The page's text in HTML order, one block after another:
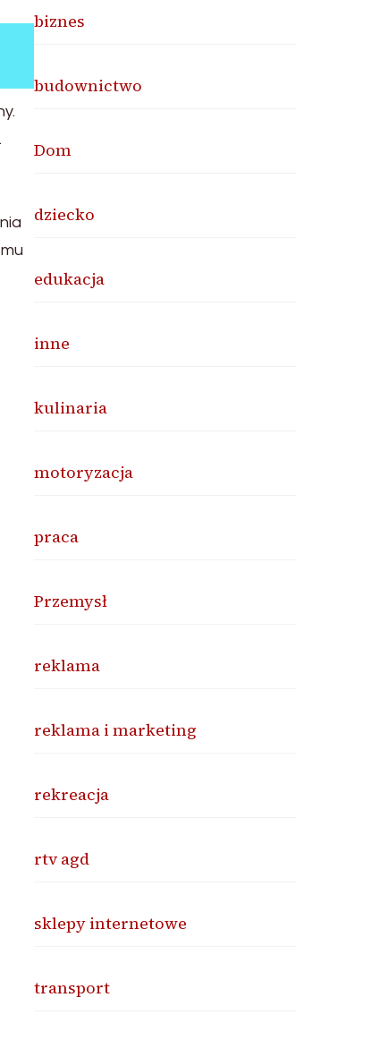
biznes
budownictwo
Dom
dziecko
edukacja
inne
kulinaria
motoryzacja
praca
Przemysł
reklama
reklama i marketing
rekreacja
rtv agd
sklepy internetowe
transport